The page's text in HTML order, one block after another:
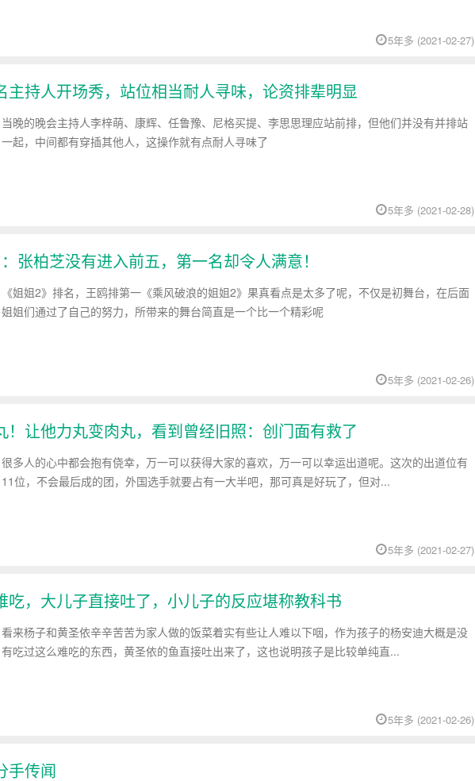
5年多 (2021-02-27)
主持人开场秀，站位相当耐人寻味，论资排辈明显
当晚的晚会主持人李梓萌、康辉、任鲁豫、尼格买提、李思思理应站前排，但他们并没有并排站
一起，中间都有穿插其他人，这操作就有点耐人寻味了
5年多 (2021-02-28)
张柏芝没有进入前五，第一名却令人满意！
《姐姐2》排名，王鸥排第一《乘风破浪的姐姐2》果真看点是太多了呢，不仅是初舞台，在后面
姐姐们通过了自己的努力，所带来的舞台简直是一个比一个精彩呢
5年多 (2021-02-26)
！让他力丸变肉丸，看到曾经旧照：创门面有救了
很多人的心中都会抱有侥幸，万一可以获得大家的喜欢，万一可以幸运出道呢。这次的出道位有
11位，不会最后成的团，外国选手就要占有一大半吧，那可真是好玩了，但对...
5年多 (2021-02-27)
吃，大儿子直接吐了，小儿子的反应堪称教科书
看来杨子和黄圣依辛辛苦苦为家人做的饭菜着实有些让人难以下咽，作为孩子的杨安迪大概是没
有吃过这么难吃的东西，黄圣依的鱼直接吐出来了，这也说明孩子是比较单纯直...
5年多 (2021-02-26)
手传闻